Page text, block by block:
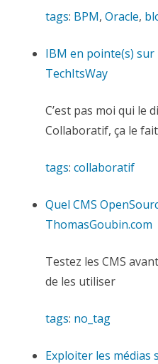
tags: BPM, Oracle,
IBM en pointe(s)
TechItsWay
C’est pas moi qui le
Collaboratif, ça le
tags: collaboratif
Quel CMS
ThomasGoubin.com
Testez les CMS
de les utiliser
tags: no_tag
Exploiter les médias